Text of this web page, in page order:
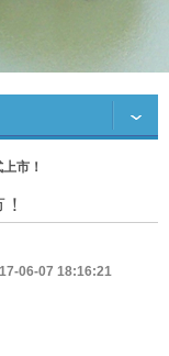
市！
06-07 18:16:21